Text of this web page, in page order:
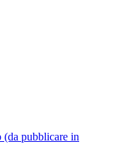
pubblicare in